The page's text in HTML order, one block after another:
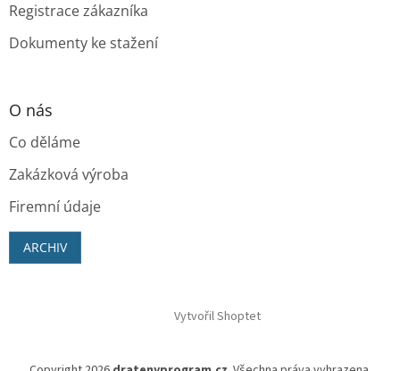
Registrace zákazníka
Dokumenty ke stažení
O nás
Co děláme
Zakázková výroba
Firemní údaje
ARCHIV
Vytvořil Shoptet